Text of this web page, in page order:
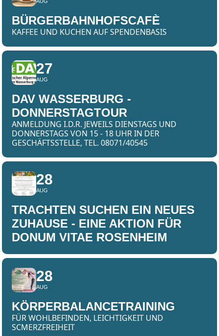
BÜRGERBAHNHOFSCAFÈ
KAFFEE UND KUCHEN AUF SPENDENBASIS
27
AUG
DAV WASSERBURG -
DONNERSTAGTOUR
ANMELDUNG I.D.R. JEWEILS DIENSTAGS UND
DONNERSTAGS VON 15 - 18 UHR IN DER
GESCHÄFTSSTELLE, TEL. 08071/40545
28
AUG
TRACHTEN SUCHEN EIN NEUES
ZUHAUSE - EINE AKTION FÜR
DONUM VITAE ROSENHEIM
28
AUG
KÖRPERBALANCETRAINING
FÜR WOHLBEFINDEN, LEICHTIGKEIT UND
SCMERZFREIHEIT